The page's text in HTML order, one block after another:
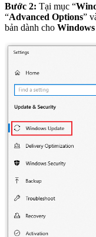
Bước 2: Tại mục “
“Advanced Options”
bản dành cho